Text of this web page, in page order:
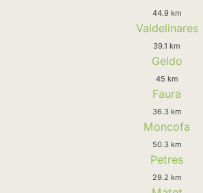
44.9 km
Valdelinares
39.1 km
Geldo
45 km
Faura
36.3 km
Moncofa
50.3 km
Petres
29.2 km